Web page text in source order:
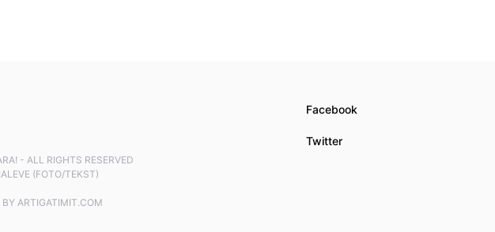
- ALL RIGHTS RESERVED
(FOTO/TEKST)
ARTIGATIMIT.COM
Facebook
Twitter